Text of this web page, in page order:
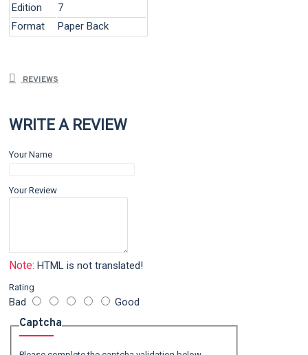
Edition
7
Format
Paper Back
REVIEWS
WRITE A REVIEW
Your Name
Your Review
Note: HTML is not translated!
Rating
Bad Good
Captcha